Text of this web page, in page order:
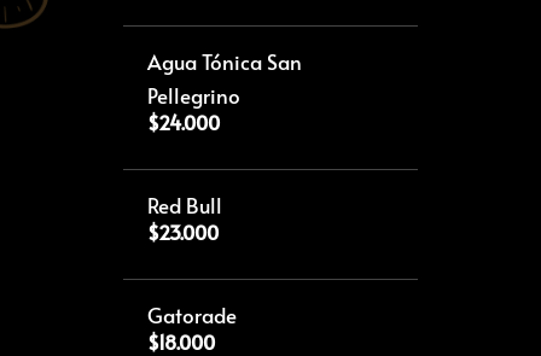
Agua Tónica San
Pellegrino
$24.000
Red Bull
$23.000
Gatorade
$18.000